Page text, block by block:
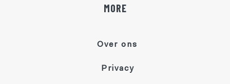
MORE
Over ons
Privacy